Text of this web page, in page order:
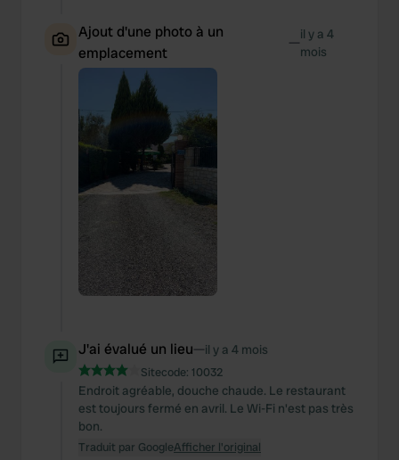
Ajout d'une photo à un
emplacement
—il y a 4
mois
J'ai évalué un lieu—il y a 4 mois
Sitecode: 10032
Endroit agréable, douche chaude. Le restaurant
est toujours fermé en avril. Le Wi-Fi n'est pas très
bon.
Traduit par GoogleAfficher l'original